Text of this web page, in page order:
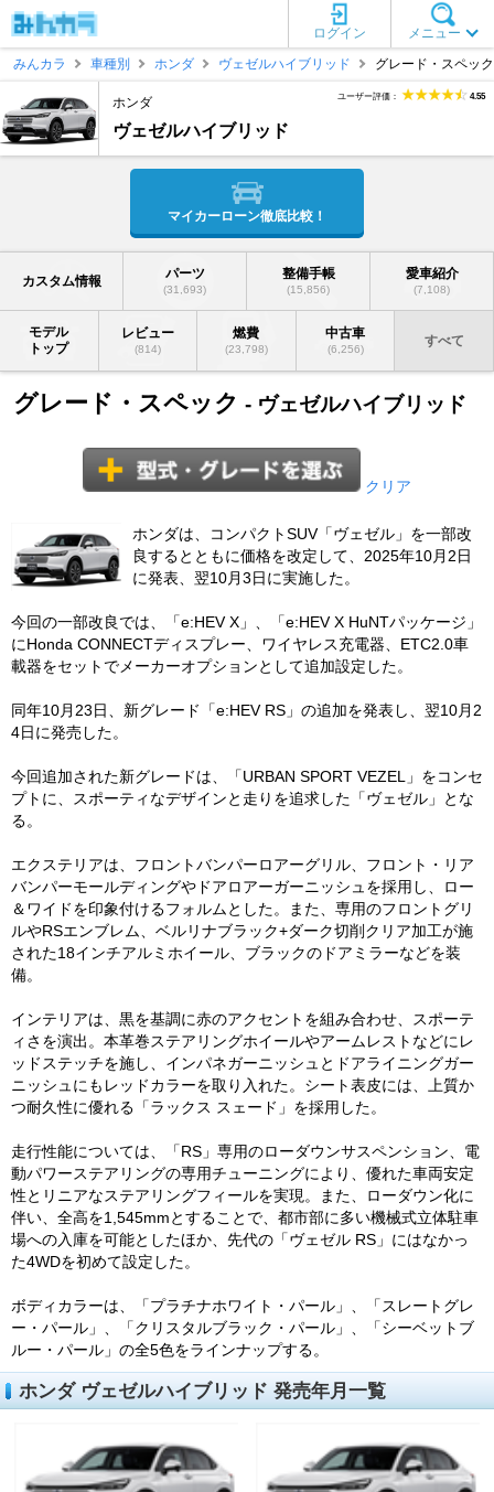
メニュー
ログイン
みんカラ
車種別 ホンダ ヴェゼルハイブリッド グレード・スペック
ホンダ
ヴェゼルハイブリッド
ユーザー評価： 4.55
マイカーローン徹底比較！
カスタム情報 パーツ
(31,693)
整備手帳
(15,856)
愛車紹介
(7,108)
モデル
トップ
レビュー
(814)
燃費
(23,798)
中古車
(6,256)
すべて
グレード・スペック - ヴェゼルハイブリッド
クリア
ホンダは、コンパクトSUV「ヴェゼル」を一部改
良するとともに価格を改定して、2025年10月2日
に発表、翌10月3日に実施した。
今回の一部改良では、「e:HEV X」、「e:HEV X HuNTパッケージ」
にHonda CONNECTディスプレー、ワイヤレス充電器、ETC2.0車
載器をセットでメーカーオプションとして追加設定した。
同年10月23日、新グレード「e:HEV RS」の追加を発表し、翌10月2
4日に発売した。
今回追加された新グレードは、「URBAN SPORT VEZEL」をコンセ
プトに、スポーティなデザインと走りを追求した「ヴェゼル」とな
る。
エクステリアは、フロントバンパーロアーグリル、フロント・リア
バンパーモールディングやドアロアーガーニッシュを採用し、ロー
＆ワイドを印象付けるフォルムとした。また、専用のフロントグリ
ルやRSエンブレム、ベルリナブラック+ダーク切削クリア加工が施
された18インチアルミホイール、ブラックのドアミラーなどを装
備。
インテリアは、黒を基調に赤のアクセントを組み合わせ、スポーテ
ィさを演出。本革巻ステアリングホイールやアームレストなどにレ
ッドステッチを施し、インパネガーニッシュとドアライニングガー
ニッシュにもレッドカラーを取り入れた。シート表皮には、上質か
つ耐久性に優れる「ラックス スェード」を採用した。
走行性能については、「RS」専用のローダウンサスペンション、電
動パワーステアリングの専用チューニングにより、優れた車両安定
性とリニアなステアリングフィールを実現。また、ローダウン化に
伴い、全高を1,545mmとすることで、都市部に多い機械式立体駐車
場への入庫を可能としたほか、先代の「ヴェゼル RS」にはなかっ
た4WDを初めて設定した。
ボディカラーは、「プラチナホワイト・パール」、「スレートグレ
ー・パール」、「クリスタルブラック・パール」、「シーベットブ
ルー・パール」の全5色をラインナップする。
ホンダ ヴェゼルハイブリッド 発売年月一覧